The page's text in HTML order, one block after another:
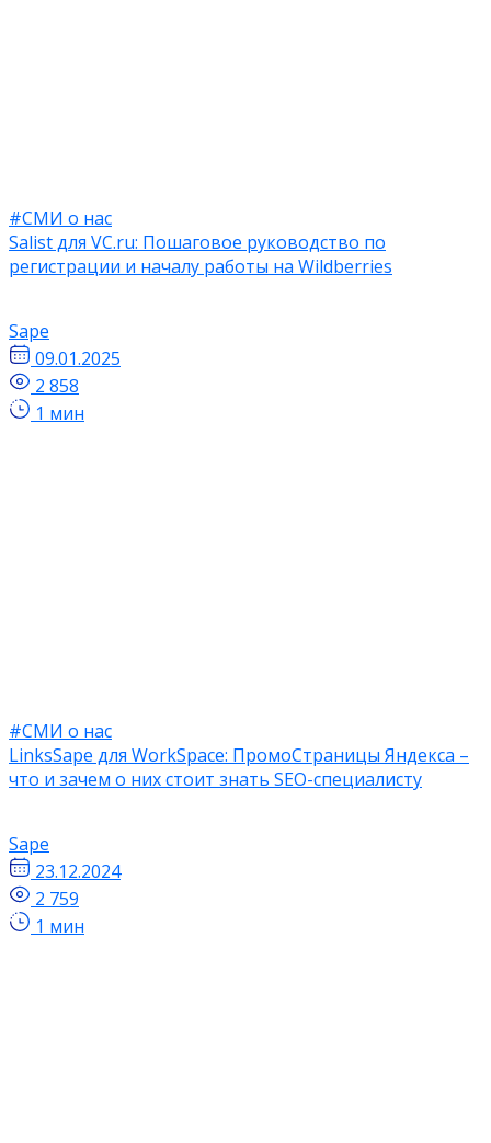
#СМИ о нас
Salist для VC.ru: Пошаговое руководство по
регистрации и началу работы на Wildberries
Sape
09.01.2025
2 858
1 мин
#СМИ о нас
LinksSape для WorkSpace: ПромоСтраницы Яндекса –
что и зачем о них стоит знать SEO-специалисту
Sape
23.12.2024
2 759
1 мин